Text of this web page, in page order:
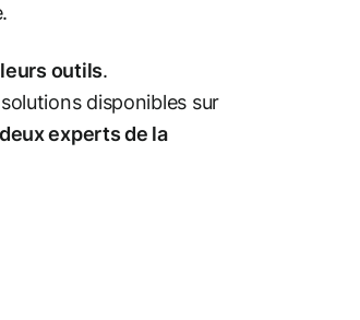
outils.
disponibles sur
deux experts de la